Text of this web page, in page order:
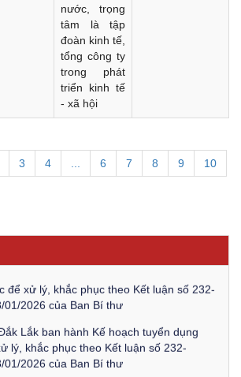
nước, trọng
tâm là tập
đoàn kinh tế,
tổng công ty
trong phát
triển kinh tế
- xã hội
3 4 6 7 8 9 10
tra, sát hạch để tiếp nhận vào làm công
năm 2026
đăng tải các văn bản ôn tập kỳ tuyển
để xử lý, khắc phục theo Kết luận số 232-
2026 của Ban Bí thư
Lắk ban hành Kế hoạch tuyển dụng
lý, khắc phục theo Kết luận số 232-
2026 của Ban Bí thư